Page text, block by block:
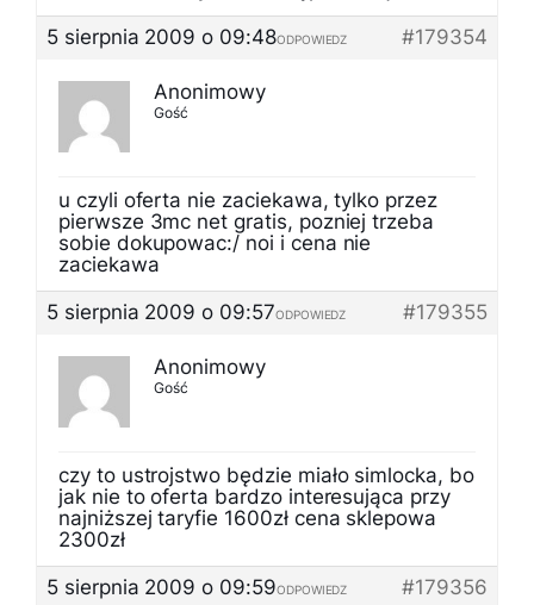
5 sierpnia 2009 o 09:48
#179354
ODPOWIEDZ
Anonimowy
Gość
u czyli oferta nie zaciekawa, tylko przez
pierwsze 3mc net gratis, pozniej trzeba
sobie dokupowac:/ noi i cena nie
zaciekawa
5 sierpnia 2009 o 09:57
#179355
ODPOWIEDZ
Anonimowy
Gość
czy to ustrojstwo będzie miało simlocka, bo
jak nie to oferta bardzo interesująca przy
najniższej taryfie 1600zł cena sklepowa
2300zł
5 sierpnia 2009 o 09:59
#179356
ODPOWIEDZ